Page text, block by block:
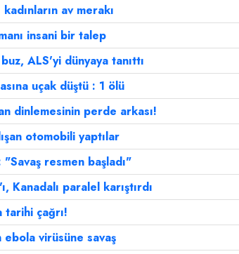
kadınların av merakı
insani bir talep
ALS'yi dünyaya tanıttı
uçak düştü : 1 ölü
dinlemesinin perde arkası!
otomobili yaptılar
"Savaş resmen başladı"
Kanadalı paralel karıştırdı
tarihi çağrı!
ebola virüsüne savaş